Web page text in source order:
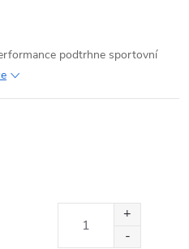
podtrhne sportovní